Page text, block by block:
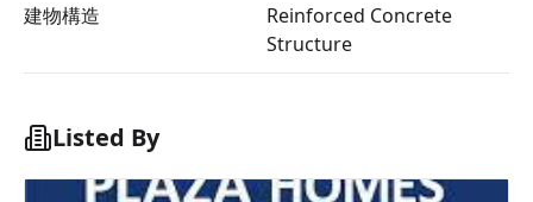
建物構造
Reinforced Concrete
Structure
Listed By